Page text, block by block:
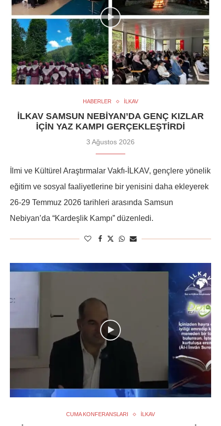
HABERLER İLKAV
İLKAV SAMSUN NEBIYAN’DA GENÇ KIZLAR
IÇIN YAZ KAMPI GERÇEKLEŞTIRDI
3 Ağustos 2026
İlmi ve Kültürel Araştırmalar Vakfı-İLKAV, gençlere yönelik
eğitim ve sosyal faaliyetlerine bir yenisini daha ekleyerek
26-29 Temmuz 2026 tarihleri arasında Samsun
Nebiyan’da “Kardeşlik Kampı” düzenledi.
CUMA KONFERANSLARI İLKAV